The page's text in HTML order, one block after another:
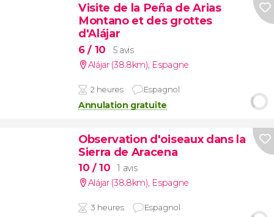
Visite de la Peña de Arias
Montano et des grottes
d'Alájar
6/ 10
5 avis
Alájar (38.8km), Espagne
2 heures Espagnol
Annulation gratuite
Observation d'oiseaux dans la
Sierra de Aracena
10 / 10
1 avis
Alájar (38.8km), Espagne
3 heures Espagnol